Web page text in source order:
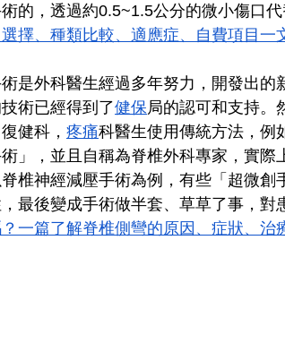
的，透過約0.5~1.5公分的微小傷口
擇、種類比較、適應症、自費項目一
是外科醫生經過多年努力，開發出的
術已經得到了健保局的認可和支持。
健科， 疼痛科醫生使用傳統方法，例
」，並且自稱為脊椎外科專家，實
椎神經減壓手術為例，有些「超微
最後變成手術做半套、草草了事，對
一篇了解脊椎側彎的原因、症狀、治